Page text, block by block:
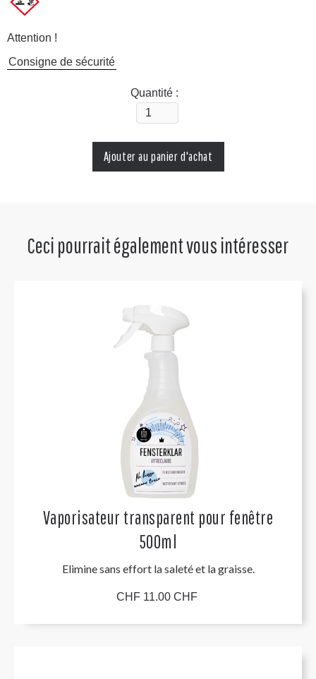
Attention !
Consigne de sécurité
Quantité :
Ceci pourrait également vous intéresser
Vaporisateur transparent pour fenêtre
500ml
Elimine sans effort la saleté et la graisse.
CHF 11.00 CHF